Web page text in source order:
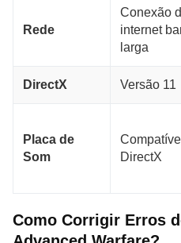
Rede
Conexão
internet
larga
DirectX Versão 11
Placa de
Som
DirectX
Como Corrigir Erros